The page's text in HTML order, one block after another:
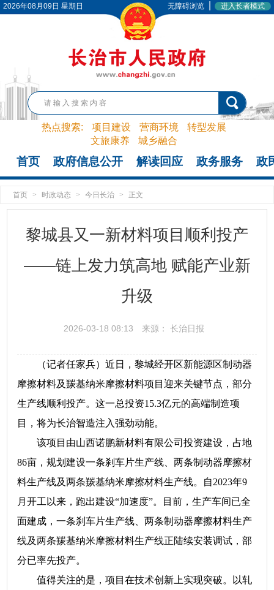
2026年08月09日 星期日 无障碍浏览 进入长者模式
热点搜索: 项目建设 营商环境
转型发展
文旅康养
城乡融合
首页 政府信息公开 解读回应 政务服务 政
首页 > 时政动态 > 今日长治 > 正文
黎城县又一新材料项目顺利投产
——链上发力筑高地 赋能产业新
升级
2026-03-18 08:13 来源： 长治日报
（记者任家兵）近日，黎城经开区新能源区制动器
摩擦材料及羰基纳米摩擦材料项目迎来关键节点，部分
生产线顺利投产。这一总投资15.3亿元的高端制造项
目，将为长治智造注入强劲动能。
该项目由山西诺鹏新材料有限公司投资建设，占地
86亩，规划建设一条刹车片生产线、两条制动器摩擦材
料生产线及两条羰基纳米摩擦材料生产线。自2023年9
月开工以来，跑出建设“加速度”。目前，生产车间已全
面建成，一条刹车片生产线、两条制动器摩擦材料生产
线及两条羰基纳米摩擦材料生产线正陆续安装调试，部
分已率先投产。
值得关注的是，项目在技术创新上实现突破。以轧